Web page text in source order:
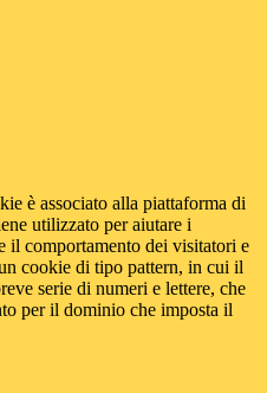
è associato alla piattaforma di
utilizzato per aiutare i
il comportamento dei visitatori e
cookie di tipo pattern, in cui il
serie di numeri e lettere, che
per il dominio che imposta il